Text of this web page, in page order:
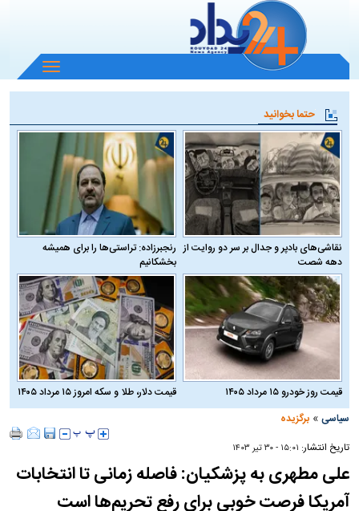
باز
و
منو
حتما بخوانید
نقاشی‌های بادپر و جدال بر سر دو روایت از
دهه شصت
رنجبرزاده: تراستی‌ها را برای همیشه
بخشکانیم
قیمت روز خودرو ۱۵ مرداد ۱۴۰۵
قیمت دلار، طلا و سکه امروز ۱۵ مرداد ۱۴۰۵
سیاسی »برگزیده
تاریخ انتشار: ۱۵:۰۱ - ۳۰ تير ۱۴۰۳
علی مطهری به پزشکیان: فاصله زمانی تا انتخابات
آمریکا فرصت خوبی برای رفع تحریم‌ها است